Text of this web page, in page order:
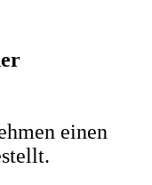
einen